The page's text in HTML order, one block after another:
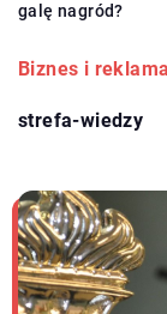
galę nagród?
Biznes i reklama
strefa-wiedzy